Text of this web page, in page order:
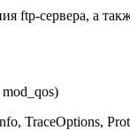
ftp-сервера, а
TraceOptions,